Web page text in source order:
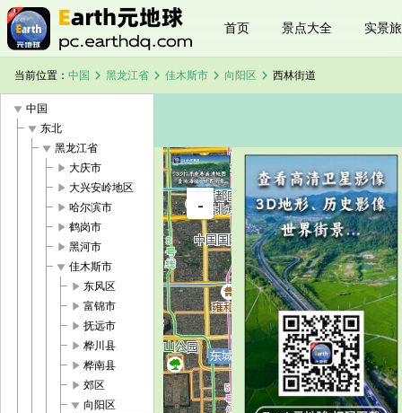
首页 景点大全 实景
当前位置： 中国 chevron_right 黑龙江省 chevron_right 佳木斯市 chevron_right 向阳区 chevron_right 西林街道
play_arrow 中国
play_arrow 东北
play_arrow 黑龙江省
play_arrow 大庆市
play_arrow 大兴安岭地区
play_arrow 哈尔滨市
play_arrow 鹤岗市
play_arrow 黑河市
play_arrow 佳木斯市
play_arrow 东风区
play_arrow 富锦市
play_arrow 抚远市
play_arrow 桦川县
play_arrow 桦南县
play_arrow 郊区
play_arrow 向阳区
西林街道卫
星地图
加载中，请
稍候...
+
-